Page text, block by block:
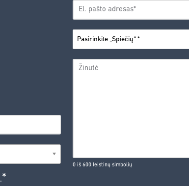
.*
EL.
ADRESAS*
PASIRINKITE
„SPIEČIŲ“*
ŽINUTĖ
0 iš 600 leistinų simbolių